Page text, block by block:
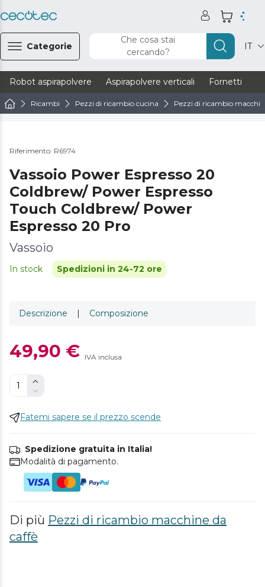
Categorie
Che cosa stai
cercando?
IT
Robot aspirapolvere Aspirapolvere verticali Fornetti
Ricambi Pezzi di ricambio cucina Pezzi di ricambio
Riferimento: R6974
Vassoio Power Espresso 20
Coldbrew/ Power Espresso
Touch Coldbrew/ Power
Espresso 20 Pro
Vassoio
In stock Spedizioni in 24-72 ore
Descrizione | Composizione
49,90 € IVA inclusa
Fatemi sapere se il prezzo scende
Spedizione gratuita in Italia!
Modalità di pagamento.
Di più Pezzi di ricambio macchine da
caffè